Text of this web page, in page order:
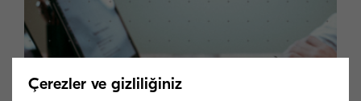
Çerezler ve gizliliğiniz